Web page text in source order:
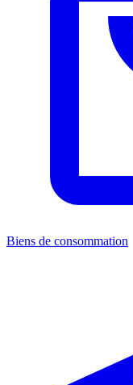
Biens de consommation